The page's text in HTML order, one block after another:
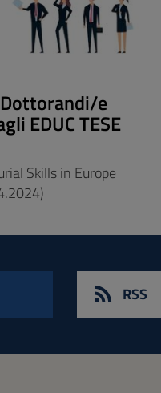
e
EDUC TESE
Skills in Europe
RSS